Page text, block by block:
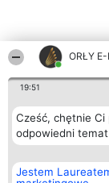
ORŁY
19:51
Cześć, chętnie Ci
odpowiedni
Jestem
Organizator
Bright Side Solutions sp.